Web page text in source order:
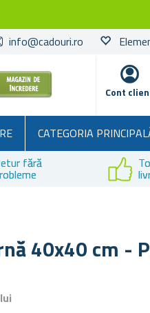
info@cadouri.ro
Cont
CATEGORIA
fără
40x40 cm -